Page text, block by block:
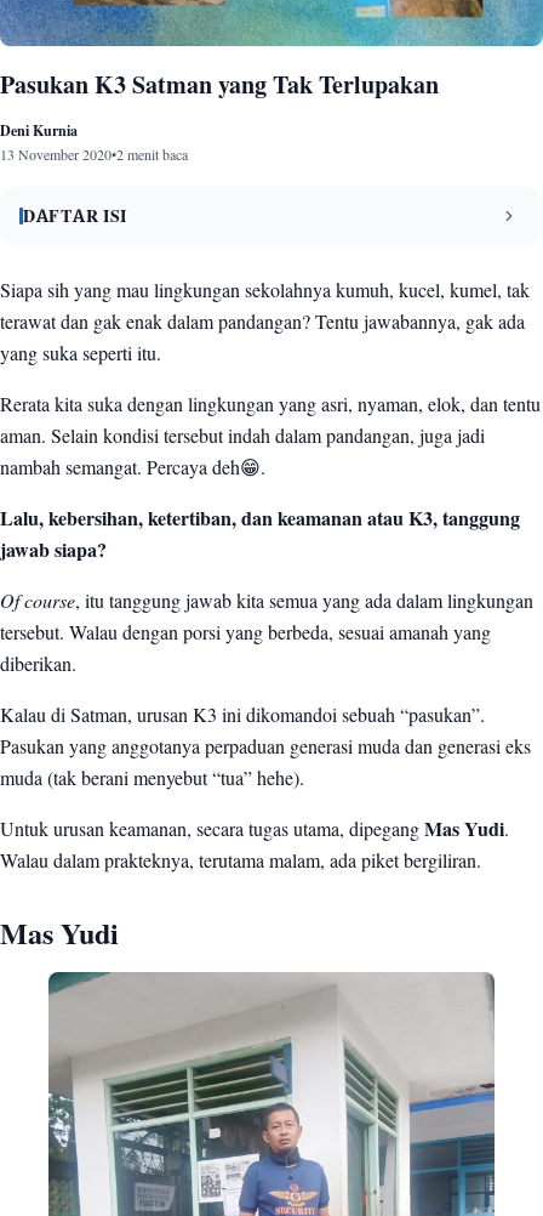
Pasukan K3 Satman yang Tak Terlupakan
Deni Kurnia
13 November 2020•2 menit baca
DAFTAR ISI
1 Mas Yudi
2 Bah Entah
Mang Oleh
Mang Irpan
5 Mang Usman
Siapa sih yang mau lingkungan sekolahnya kumuh, kucel, kumel, tak
terawat dan gak enak dalam pandangan? Tentu jawabannya, gak ada
yang suka seperti itu.
Rerata kita suka dengan lingkungan yang asri, nyaman, elok, dan tentu
aman. Selain kondisi tersebut indah dalam pandangan, juga jadi
nambah semangat. Percaya deh😁.
Lalu, kebersihan, ketertiban, dan keamanan atau K3, tanggung
jawab siapa?
Of course, itu tanggung jawab kita semua yang ada dalam lingkungan
tersebut. Walau dengan porsi yang berbeda, sesuai amanah yang
diberikan.
Kalau di Satman, urusan K3 ini dikomandoi sebuah “pasukan”.
Pasukan yang anggotanya perpaduan generasi muda dan generasi eks
muda (tak berani menyebut “tua” hehe).
Untuk urusan keamanan, secara tugas utama, dipegang Mas Yudi.
Walau dalam prakteknya, terutama malam, ada piket bergiliran.
Mas Yudi